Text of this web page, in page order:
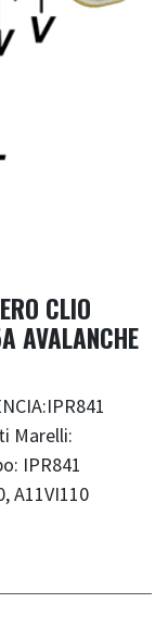
CLIO
AVALANCHE
Marelli:
IPR841
A11VI110